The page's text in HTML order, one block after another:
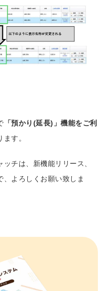
「預かり(延長)」機能をご利
す。
チは、新機能リリース、
よろしくお願い致しま